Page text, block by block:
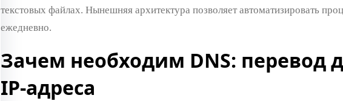
текстовых файлах. Нынешняя архитектура позволяет автоматизировать
ежедневно.
Зачем необходим DNS: перевод
IP-адреса